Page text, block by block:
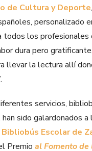
de Cultura y Deporte
personalizado
todos los profesionales
dura pero
llevar la lectura allí
servicios,
sido galardonados
Bibliobús Escolar de
Premio al Fomento